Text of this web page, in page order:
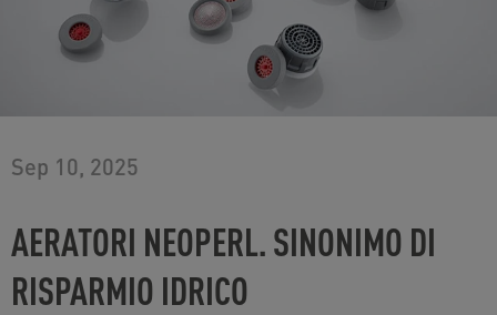
Sep 10, 2025
AERATORI NEOPERL. SINONIMO DI
RISPARMIO IDRICO